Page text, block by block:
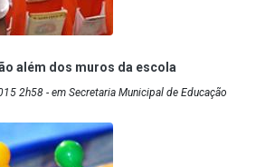
além dos muros da escola
2h58 - em Secretaria Municipal de Educação